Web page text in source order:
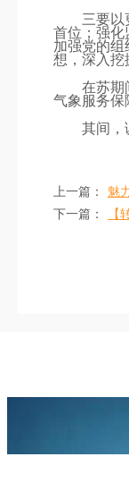
三要以
首位；强化
加强党的
想，深入挖
在苏期
气象服务保
其间，
上一篇：
魅
下一篇：
【